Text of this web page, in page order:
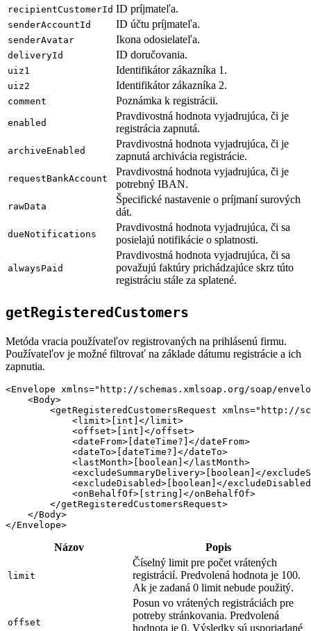
recipientCustomerId ID príjmateľa.
senderAccountId ID účtu príjmateľa.
senderAvatar Ikona odosielateľa.
deliveryId ID doručovania.
uiz1 Identifikátor zákazníka 1.
uiz2 Identifikátor zákazníka 2.
comment Poznámka k registrácii.
enabled
Pravdivostná hodnota vyjadrujúca, či je
registrácia zapnutá.
archiveEnabled
Pravdivostná hodnota vyjadrujúca, či je
zapnutá archivácia registrácie.
requestBankAccount
Pravdivostná hodnota vyjadrujúca, či je
potrebný IBAN.
rawData
Špecifické nastavenie o príjmaní surových
dát.
dueNotifications
Pravdivostná hodnota vyjadrujúca, či sa
posielajú notifikácie o splatnosti.
alwaysPaid
Pravdivostná hodnota vyjadrujúca, či sa
považujú faktúry prichádzajúce skrz túto
registráciu stále za splatené.
getRegisteredCustomers
Metóda vracia používateľov registrovaných na prihlásenú firmu.
Používateľov je možné filtrovať na základe dátumu registrácie a ich
zapnutia.
<Envelope xmlns="http://schemas.xmlsoap.org/soap/
    <Body>
<getRegisteredCustomersRequest xmlns="http://
            <limit>[int]</limit>
            <offset>[int]</offset>
            <dateFrom>[dateTime?]</dateFrom>
            <dateTo>[dateTime?]</dateTo>
            <lastMonth>[boolean]</lastMonth>
<excludeSummaryDelivery>[boolean]</
<excludeDisabled>[boolean]</
            <onBehalfOf>[string]</onBehalfOf>
        </getRegisteredCustomersRequest>
    </Body>
Názov Popis
limit
Číselný limit pre počet vrátených
registrácií. Predvolená hodnota je 100.
Ak je zadaná 0 limit nebude použitý.
offset
Posun vo vrátených registráciách pre
potreby stránkovania. Predvolená
hodnota je 0. Výsledky sú usporiadané